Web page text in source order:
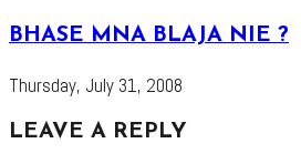
BHASE MNA BLAJA NIE ?
Thursday, July 31, 2008
LEAVE A REPLY